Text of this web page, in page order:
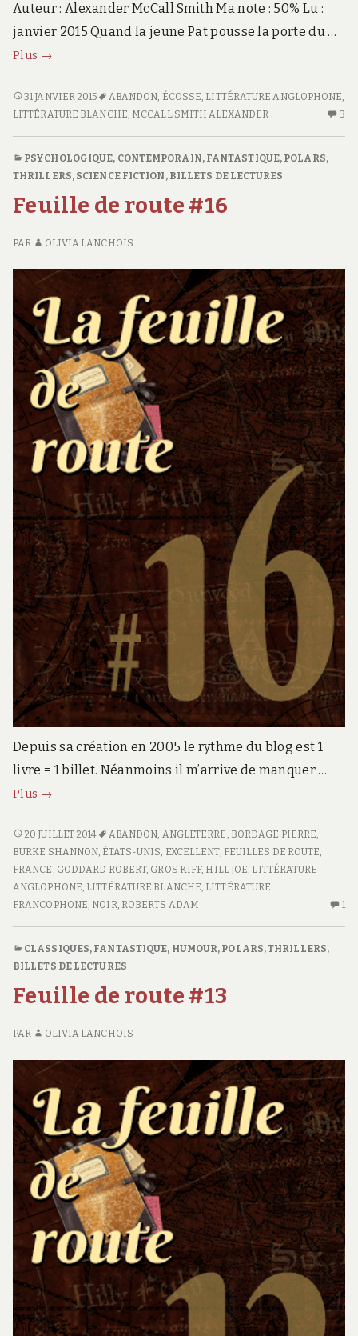
Auteur : Alexander McCall Smith Ma note : 50% Lu :
janvier 2015 Quand la jeune Pat pousse la porte du …
Plus 44,
Street
→
44,
SCOTLAND
31 JANVIER 2015 ABANDON, ÉCOSSE, LITTÉRATURE ANGLOPHONE,
LITTÉRATURE BLANCHE, MCCALL SMITH ALEXANDER 3
PSYCHOLOGIQUE, CONTEMPORAIN, FANTASTIQUE, POLARS,
THRILLERS, SCIENCE FICTION , BILLETS DE LECTURES
Feuille de route #16
PAR OLIVIA LANCHOIS
Depuis sa création en 2005 le rythme du blog est 1
livre = 1 billet. Néanmoins il m’arrive de manquer …
Plus Feuille
route
#16
→
FEUILLE
DE
ROUTE
#16
20 JUILLET 2014 ABANDON, ANGLETERRE , BORDAGE PIERRE,
BURKE SHANNON, ÉTATS-UNIS, EXCELLENT, FEUILLES DE ROUTE,
FRANCE , GODDARD ROBERT, GROS KIFF, HILL JOE, LITTÉRATURE
ANGLOPHONE, LITTÉRATURE BLANCHE, LITTÉRATURE
FRANCOPHONE, NOIR, ROBERTS ADAM 1
CLASSIQUES, FANTASTIQUE, HUMOUR, POLARS, THRILLERS,
BILLETS DE LECTURES
Feuille de route #13
PAR OLIVIA LANCHOIS